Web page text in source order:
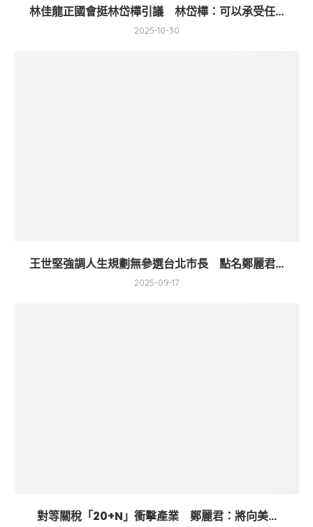
林佳龍正國會挺林岱樺引議 林岱樺：可以承受任...
2025-10-30
王世堅強調人生規劃無參選台北市長 點名鄭麗君...
2025-09-17
對等關稅「20+N」衝擊產業 鄭麗君：將向美...